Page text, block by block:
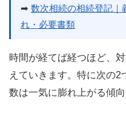
➡ 数次相続の相続登記｜
れ・必要書類
時間が経てば経つほど、
えていきます。特に次の
数は一気に膨れ上がる傾向